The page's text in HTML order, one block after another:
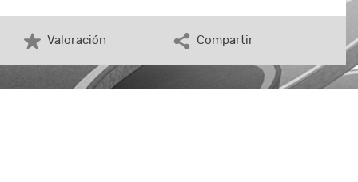
Valoración Compartir